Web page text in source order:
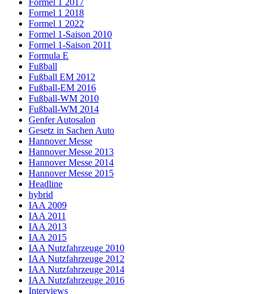
Formel 1 2017
Formel 1 2018
Formel 1 2022
Formel 1-Saison 2010
Formel 1-Saison 2011
Formula E
Fußball
Fußball EM 2012
Fußball-EM 2016
Fußball-WM 2010
Fußball-WM 2014
Genfer Autosalon
Gesetz in Sachen Auto
Hannover Messe
Hannover Messe 2013
Hannover Messe 2014
Hannover Messe 2015
Headline
hybrid
IAA 2009
IAA 2011
IAA 2013
IAA 2015
IAA Nutzfahrzeuge 2010
IAA Nutzfahrzeuge 2012
IAA Nutzfahrzeuge 2014
IAA Nutzfahrzeuge 2016
Interviews